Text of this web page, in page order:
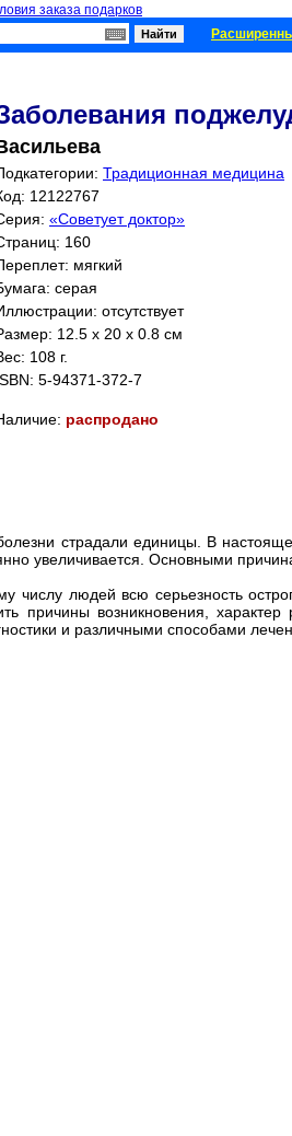
заказа подарков
Традиционная медицина
12122767
«Советует доктор»
160
мягкий
серая
отсутствует
12.5 x 20 x 0.8 см
108 г.
5-94371-372-7
распродано
страдали единицы. В
увеличивается. Основными
числу людей всю серьезность
причины возникновения, характер
и различными способами